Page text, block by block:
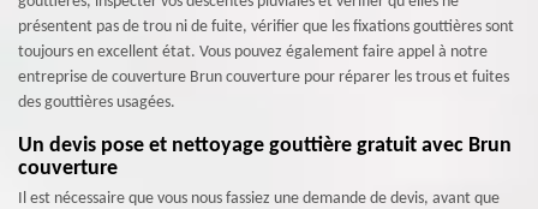
présentent pas de trou ni de fuite, vérifier que les fixations gouttières sont
toujours en excellent état. Vous pouvez également faire appel à notre
entreprise de couverture Brun couverture pour réparer les trous et fuites
des gouttières usagées.
Un devis pose et nettoyage gouttière gratuit avec Brun
couverture
Il est nécessaire que vous nous fassiez une demande de devis, avant que